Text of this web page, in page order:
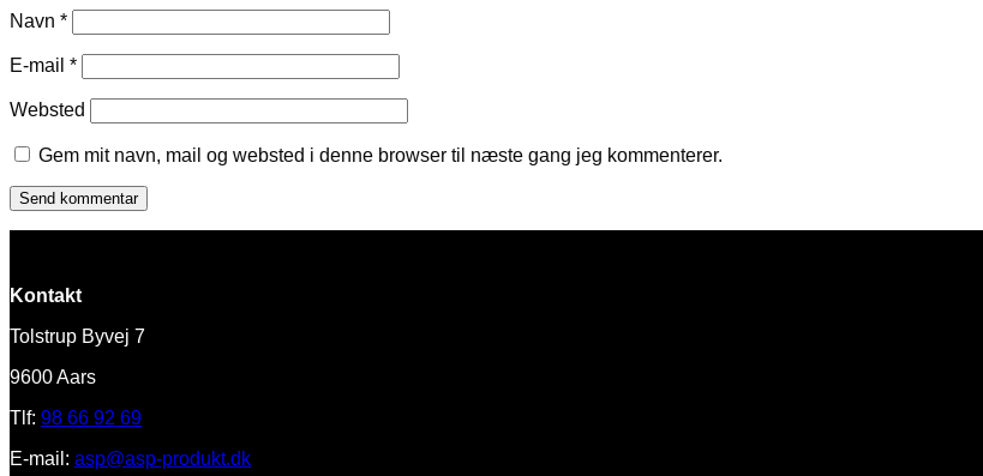
Navn *
E-mail *
Websted
Gem mit navn, mail og websted i denne browser til næste gang jeg kommenterer.
Kontakt
Tolstrup Byvej 7
9600 Aars
Tlf: 98 66 92 69
E-mail: asp@asp-produkt.dk